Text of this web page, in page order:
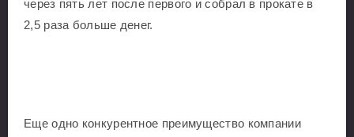
через пять лет после первого и собрал в прокате в
2,5 раза больше денег.
Еще одно конкурентное преимущество компании